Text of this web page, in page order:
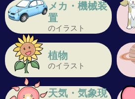
メカ・機械装
置
のイラスト
植物
のイラスト
天気・気象現